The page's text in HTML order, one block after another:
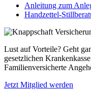
Anleitung zum
Handzettel-
Lust auf Vorteile? Geht
gesetzlichen
Familienversicherte
Jetzt Mitglied werden